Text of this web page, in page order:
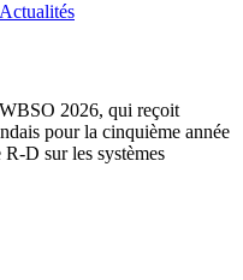
Actualités
2026, qui reçoit
pour la cinquième année
D sur les systèmes